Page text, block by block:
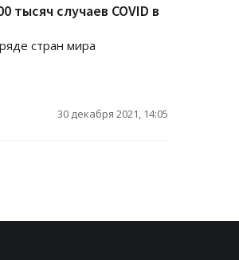
случаев COVID в
стран мира
30 декабря 2021, 14:05